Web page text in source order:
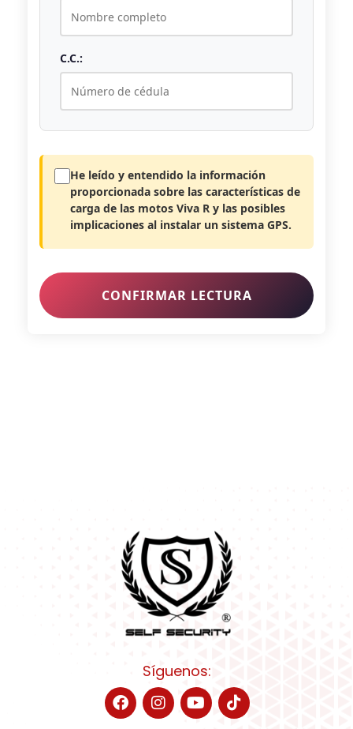
C.C.:
He leído y entendido la información
proporcionada sobre las características de
carga de las motos Viva R y las posibles
implicaciones al instalar un sistema GPS.
CONFIRMAR LECTURA
Síguenos: